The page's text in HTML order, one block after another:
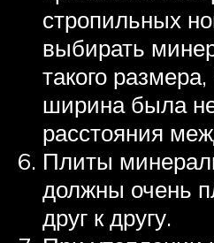
стропильных
выбирать
такого
ширина была
расстояния
Плиты
должны очень
друг к другу.